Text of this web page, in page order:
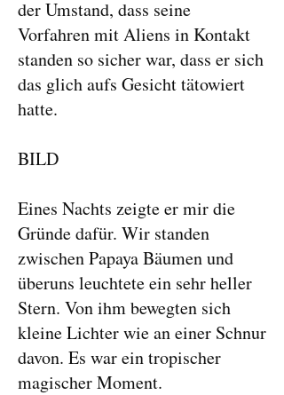
der Umstand, dass seine
Vorfahren mit Aliens in Kontakt
standen so sicher war, dass er sich
das glich aufs Gesicht tätowiert
hatte.
BILD
Eines Nachts zeigte er mir die
Gründe dafür. Wir standen
zwischen Papaya Bäumen und
überuns leuchtete ein sehr heller
Stern. Von ihm bewegten sich
kleine Lichter wie an einer Schnur
davon. Es war ein tropischer
magischer Moment.